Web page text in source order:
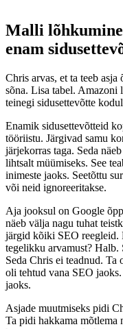
Malli
enam
Chris arvas, et ta teeb
sõna. Lisa tabel. Amazoni
teinegi sidusettevõtte
Enamik sidusettevõtteid
tööriistu. Järgivad samu
järjekorras taga. Seda
lihtsalt müümiseks. See
inimeste jaoks. Seetõttu
või neid ignoreeritakse.
Aja jooksul on Google
näeb välja nagu tuhat
järgid kõiki SEO reegleid.
tegelikku arvamust? Halb.
Seda Chris ei teadnud.
oli tehtud vana SEO
jaoks.
Asjade muutmiseks pidi
Ta pidi hakkama mõtlema